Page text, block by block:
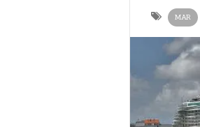
MAR